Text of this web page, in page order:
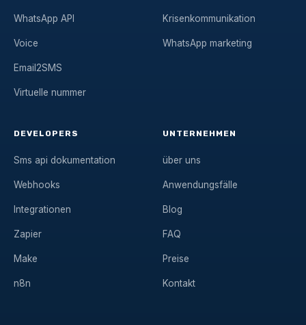
WhatsApp API
Voice
Email2SMS
Virtuelle nummer
Krisenkommunikation
WhatsApp marketing
DEVELOPERS
Sms api dokumentation
Webhooks
Integrationen
Zapier
Make
n8n
UNTERNEHMEN
über uns
Anwendungsfälle
Blog
FAQ
Preise
Kontakt